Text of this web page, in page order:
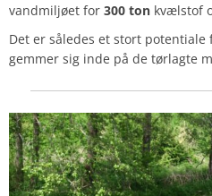
vandmiljøet for 300 ton kvælstof
Det er således et stort
gemmer sig inde på de tørlagte